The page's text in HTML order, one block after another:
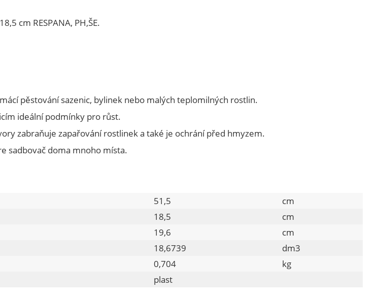
cm RESPANA, PH,ŠE.
pěstování sazenic, bylinek nebo malých teplomilných rostlin.
ideální podmínky pro růst.
zabraňuje zapařování rostlinek a také je ochrání před hmyzem.
sadbovač doma mnoho místa.
51,5
cm
18,5
cm
19,6
cm
18,6739
dm3
0,704
kg
plast